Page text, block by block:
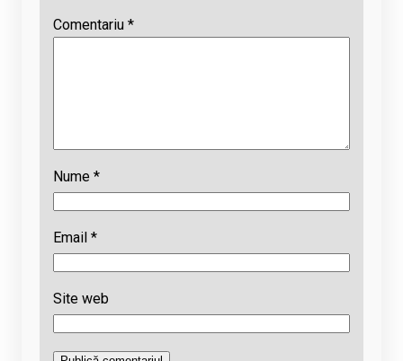
Comentariu *
Nume *
Email *
Site web